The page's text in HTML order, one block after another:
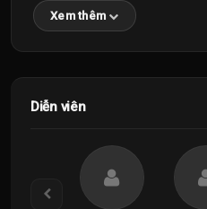
Xem thêm
Diễn viên